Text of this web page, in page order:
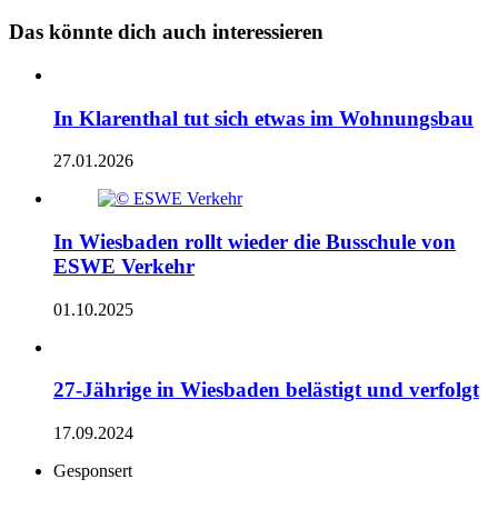
Das könnte dich auch interessieren
In Klarenthal tut sich etwas im Wohnungsbau
27.01.2026
In Wiesbaden rollt wieder die Busschule von
ESWE Verkehr
01.10.2025
27-Jährige in Wiesbaden belästigt und verfolgt
17.09.2024
Gesponsert